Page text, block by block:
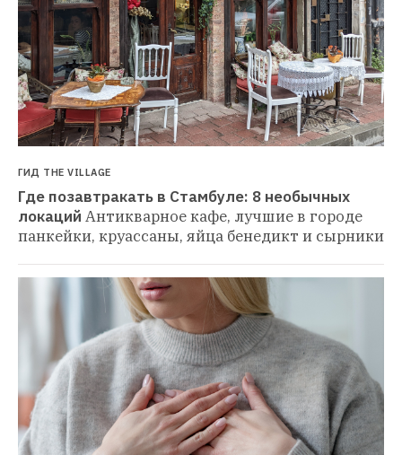
ГИД THE VILLAGE
Где позавтракать в Стамбуле: 8 необычных
локаций Антикварное кафе, лучшие в городе
панкейки, круассаны, яйца бенедикт и сырники